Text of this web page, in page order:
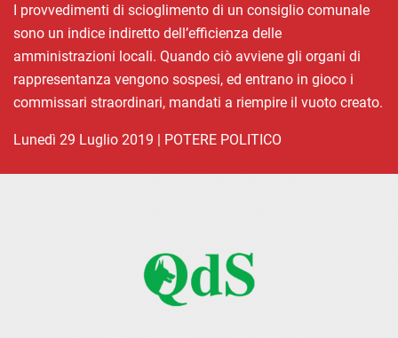
I provvedimenti di scioglimento di un consiglio comunale
sono un indice indiretto dell’efficienza delle
amministrazioni locali. Quando ciò avviene gli organi di
rappresentanza vengono sospesi, ed entrano in gioco i
commissari straordinari, mandati a riempire il vuoto creato.
lunedì 29 Luglio 2019 | POTERE POLITICO